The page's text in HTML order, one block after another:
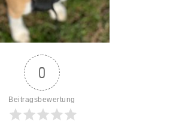
0
Beitragsbewertung